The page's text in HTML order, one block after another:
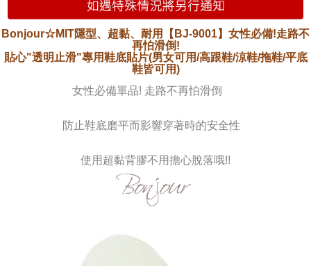
配送毎にNT$9,999
配送毎にNT$9,999
配送毎にNT$70、NT$999以上で送料無料
配送毎にNT$70、NT$999以上で送料無料
Bonjour☆MIT隱型、超黏、耐用【BJ-9001】女性必備!走路不
再怕滑倒!
貼心"透明止滑"專用鞋底貼片(男女可用/高跟鞋/涼鞋/拖鞋/平底
鞋皆可用)
女性必備單品! 走路不再怕滑倒
防止鞋底磨平而影響穿著時的安全性
使用超黏背膠不用擔心脫落哦!!